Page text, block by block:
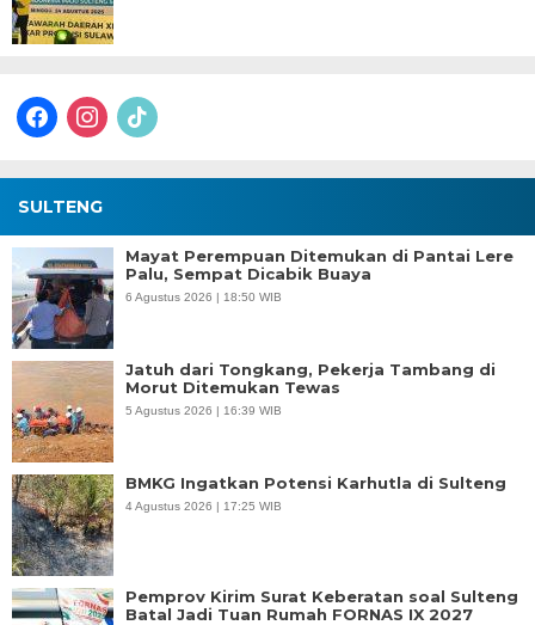
facebookinstagram
tiktok
SULTENG
Mayat Perempuan Ditemukan di Pantai Lere
Palu, Sempat Dicabik Buaya
6 Agustus 2026 | 18:50 WIB
Jatuh dari Tongkang, Pekerja Tambang di
Morut Ditemukan Tewas
5 Agustus 2026 | 16:39 WIB
BMKG Ingatkan Potensi Karhutla di Sulteng
4 Agustus 2026 | 17:25 WIB
Pemprov Kirim Surat Keberatan soal Sulteng
Batal Jadi Tuan Rumah FORNAS IX 2027